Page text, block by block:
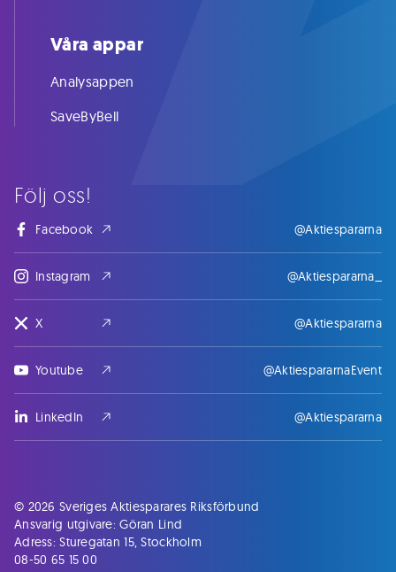
Följ oss!
Facebook @Aktiespararna
Instagram @Aktiespararna_
X @Aktiespararna
Youtube @AktiespararnaEvent
LinkedIn @Aktiespararna
Våra appar
Analysappen
SaveByBell
© 2026 Sveriges Aktiesparares Riksförbund
Ansvarig utgivare: Göran Lind
Adress: Sturegatan 15, Stockholm
08-50 65 15 00